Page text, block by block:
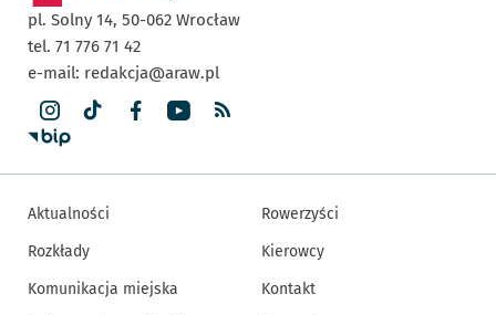
pl. Solny 14, 50-062 Wrocław
tel. 71 776 71 42
e-mail: redakcja@araw.pl
Aktualności
Rozkłady
Komunikacja miejska
Rowerzyści
Kierowcy
Kontakt